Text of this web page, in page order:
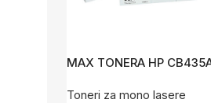
MAX TONERA HP
Toneri za mono lasere